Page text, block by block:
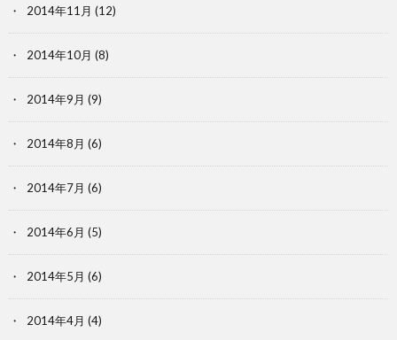
2014年11月 (12)
2014年10月 (8)
2014年9月 (9)
2014年8月 (6)
2014年7月 (6)
2014年6月 (5)
2014年5月 (6)
2014年4月 (4)